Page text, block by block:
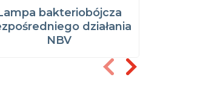
bakteriobójcza
działania
NBV